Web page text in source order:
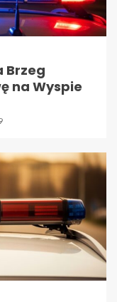
Brzeg
na Wyspie